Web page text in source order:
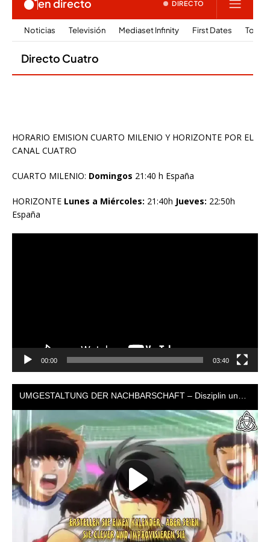
HORARIO EMISION CUARTO MILENIO Y HORIZONTE POR EL
CANAL CUATRO
CUARTO MILENIO: Domingos 21:40 h España
HORIZONTE Lunes a Miércoles: 21:40h Jueves: 22:50h
España
00:00 03:40